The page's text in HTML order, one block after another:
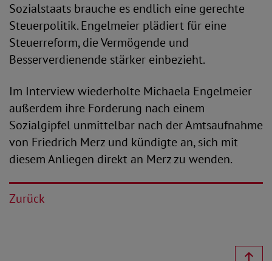
Sozialstaats brauche es endlich eine gerechte
Steuerpolitik. Engelmeier plädiert für eine
Steuerreform, die Vermögende und
Besserverdienende stärker einbezieht.
Im Interview wiederholte Michaela Engelmeier
außerdem ihre Forderung nach einem
Sozialgipfel unmittelbar nach der Amtsaufnahme
von Friedrich Merz und kündigte an, sich mit
diesem Anliegen direkt an Merz zu wenden.
Zurück